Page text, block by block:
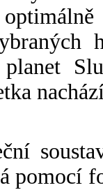
pomocí